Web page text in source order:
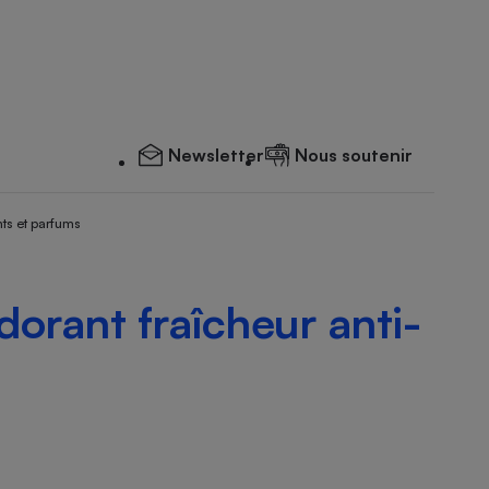
Newsletter Nous soutenir
et parfums
fraîcheur anti-